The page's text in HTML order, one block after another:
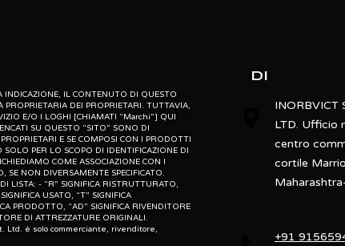
1~99 years
50~220 cm
products. we do not claim as association with the mark
refurbished, “po” means preowned, “u” means used, “t”
IL CONTENUTO DI QUESTO
PROPRIETARIA DEI PROPRIETARI. TUTTAVIA,
E/O I LOGHI [CHIAMATI “Marchi”] QUI
SU QUESTO “SITO” SONO DI
E SE COMPOSI CON I PRODOTTI
SOLO PER LO SCOPO DI IDENTIFICAZIONE DI
COME ASSOCIAZIONE CON I
SE NON DIVERSAMENTE SPECIFICATO.
LISTA: - “R” SIGNIFICA RISTRUTTURATO,
USATO, “T” SIGNIFICA
PRODOTTO, “AD” SIGNIFICA RIVENDITORE
DI ATTREZZATURE ORIGINALI.
Ltd. è solo commerciante, rivenditore,
DI
INORBVICT
LTD. Ufficio
centro
cortile
+91